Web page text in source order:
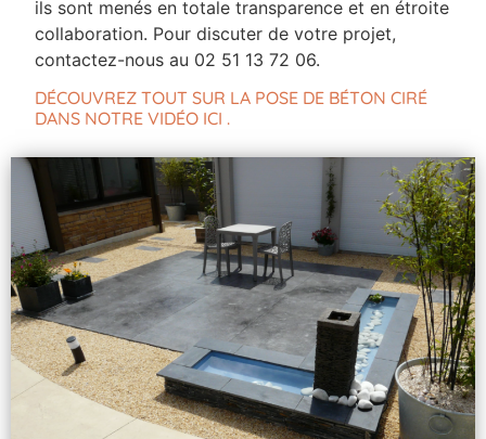
ils sont menés en totale transparence et en étroite
collaboration. Pour discuter de votre projet,
contactez-nous au 02 51 13 72 06.
DÉCOUVREZ TOUT SUR LA POSE DE BÉTON CIRÉ
DANS NOTRE VIDÉO ICI .